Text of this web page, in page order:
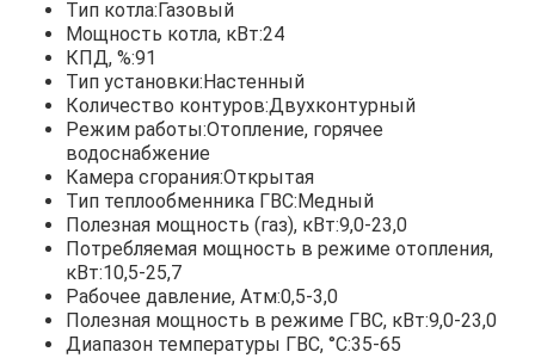
Тип котла:Газовый
Мощность котла, кВт:24
КПД, %:91
Тип установки:Настенный
Количество контуров:Двухконтурный
Режим работы:Отопление, горячее
водоснабжение
Камера сгорания:Открытая
Тип теплообменника ГВС:Медный
Полезная мощность (газ), кВт:9,0-23,0
Потребляемая мощность в режиме отопления,
кВт:10,5-25,7
Рабочее давление, Атм:0,5-3,0
Полезная мощность в режиме ГВС, кВт:9,0-23,0
Диапазон температуры ГВС, °С:35-65